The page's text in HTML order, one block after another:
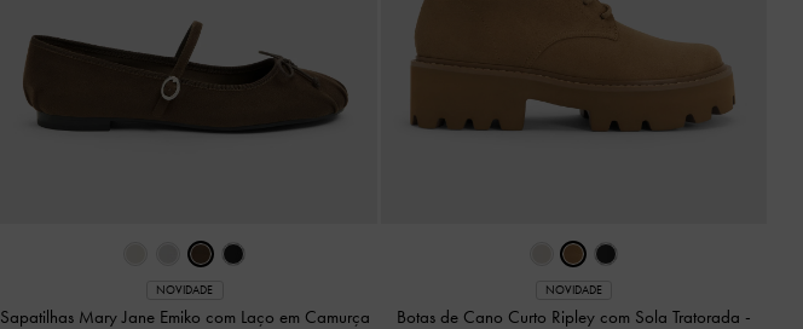
NOVIDADE
Sapatilhas Mary Jane Emiko com Laço em Camurça
NOVIDADE
Botas de Cano Curto Ripley com Sola Tratorada -